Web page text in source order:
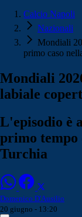
Calcio Napoli
Nazionali
Mondiali
primo caso
Mondiali
labiale
L'episodio è
primo tempo
Turchia
Domenico D'Ausilio
20 giugno - 13:20